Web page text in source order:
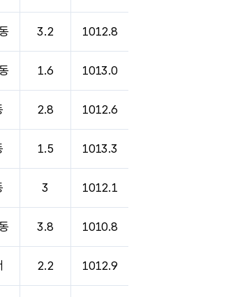
3.2 1012.8
1.6 1013.0
2.8 1012.6
1.5 1013.3
3 1012.1
3.8 1010.8
2.2 1012.9